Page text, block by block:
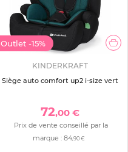
Outlet -15%
KINDERKRAFT
Siège auto comfort up2 i-size vert
72,00 €
Prix de vente conseillé par la
marque : 84,90 €